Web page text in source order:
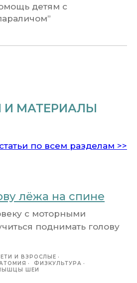
детям с
И МАТЕРИАЛЫ
статьи по всем разделам >>
лёжа на спине
с моторными
поднимать голову
И ВЗРОСЛЫЕ
ФИЗКУЛЬТУРА
ШЕИ